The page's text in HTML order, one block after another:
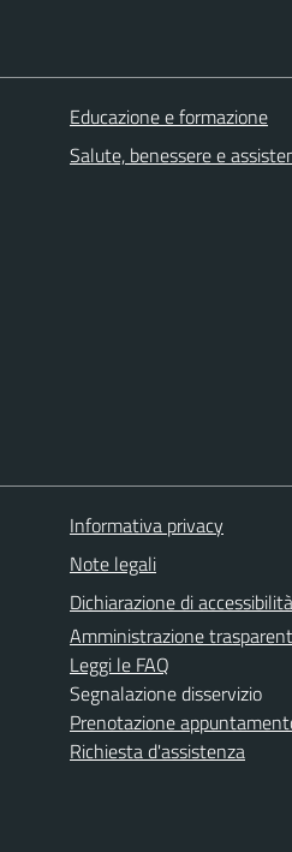
Educazione e formazione
Salute, benessere e
Informativa privacy
Note legali
Dichiarazione di accessibilità
Amministrazione
Leggi le FAQ
Segnalazione disservizio
Prenotazione
Richiesta d'assistenza